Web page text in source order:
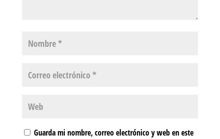
Guarda mi nombre, correo electrónico y web en este